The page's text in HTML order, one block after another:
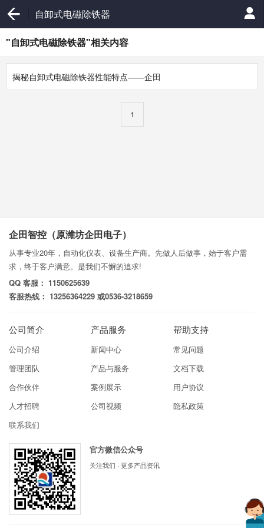
自卸式电磁除铁器
"自卸式电磁除铁器"相关内容
揭秘自卸式电磁除铁器性能特点——企田
1
企田智控（原潍坊企田电子）
从事专业20年，自动化仪表、设备生产商。先做人后做事，始于客户需
求，终于客户满意。是我们不懈的追求!
QQ 客服： 1150625639
客服热线： 13256364229 或0536-3218659
公司简介
公司介绍
管理团队
合作伙伴
人才招聘
联系我们
产品服务
新闻中心
产品与服务
案例展示
公司视频
帮助支持
常见问题
文档下载
用户协议
隐私政策
官方微信公众号
关注我们 · 更多产品资讯